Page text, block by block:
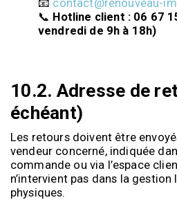
📧 contact@renouveau-
📞 Hotline client : 06 67
vendredi de 9h à 18h)
10.2. Adresse de
échéant)
Les retours doivent être
vendeur concerné, indiquée
commande ou via l’espace
n’intervient pas dans la
physiques.